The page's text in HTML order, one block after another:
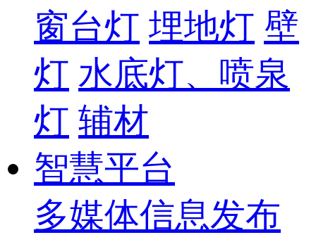
窗台灯 埋地灯 壁
灯 水底灯、喷泉
灯 辅材
智慧平台
多媒体信息发布